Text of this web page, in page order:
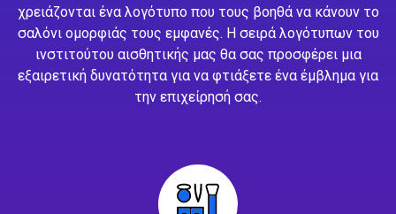
χρειάζονται ένα λογότυπο που τους βοηθά να κάνουν το
σαλόνι ομορφιάς τους εμφανές. Η σειρά λογότυπων του
ινστιτούτου αισθητικής μας θα σας προσφέρει μια
εξαιρετική δυνατότητα για να φτιάξετε ένα έμβλημα για
την επιχείρησή σας.